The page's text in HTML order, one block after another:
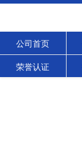
公司首页
荣誉认证